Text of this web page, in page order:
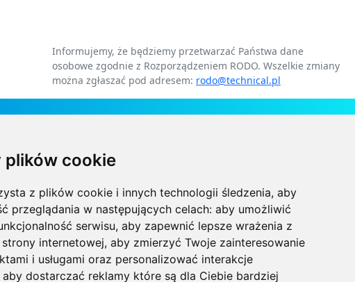
plików cookie
z plików cookie i innych technologii śledzenia, aby
przeglądania w następujących celach: aby umożliwić
serwisu, aby zapewnić lepsze wrażenia z
internetowej, aby zmierzyć Twoje zainteresowanie
i usługami oraz personalizować interakcje
aby dostarczać reklamy które są dla Ciebie bardziej
Informujemy, że będziemy przetwarzać Państwa dane
osobowe zgodnie z Rozporządzeniem RODO. Wszelkie zmiany
można zgłaszać pod adresem: rodo@technical.pl
Technical Grzegorz Tęgos
Polska, 62-600 Koło, ul. Toruńska 212
NIP 666-137-75-84, REGON 310288700
+48 63-27-25-478
biuro@technical.pl